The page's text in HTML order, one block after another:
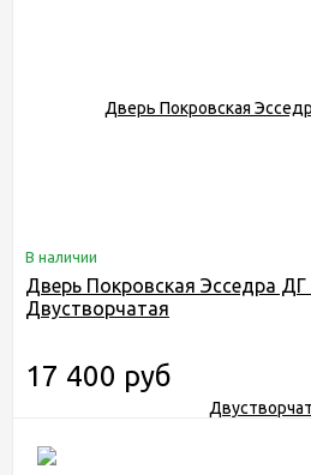
В наличии
Дверь Покровская Эсседра
Двустворчатая
17 400 руб